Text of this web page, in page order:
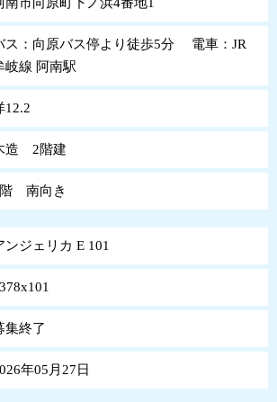
ス：向原バス停より徒歩5分 電車：JR
岐線 阿南駅
12.2
造 2階建
南向き
ンジェリカ E 101
集終了
年05月27日